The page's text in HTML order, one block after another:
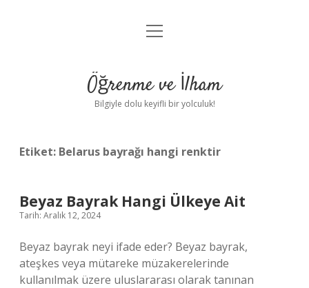
Anasayfa
Yasal Uyarı
menüyü
Öğrenme ve İlham
Bilgiyle dolu keyifli bir yolculuk!
Etiket: Belarus bayrağı hangi renktir
Beyaz Bayrak Hangi Ülkeye Ait
Tarih: Aralık 12, 2024
Beyaz bayrak neyi ifade eder? Beyaz bayrak,
ateşkes veya mütareke müzakerelerinde
kullanılmak üzere uluslararası olarak tanınan